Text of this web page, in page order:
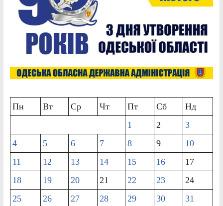
Пн Вт Ср Чт Пт Сб
Нд
1
2
3
4
5 6 7 8 9
10
11
12 13 14 15 16
17
18
19 20 21 22 23
24
25
26 27 28 29 30 31